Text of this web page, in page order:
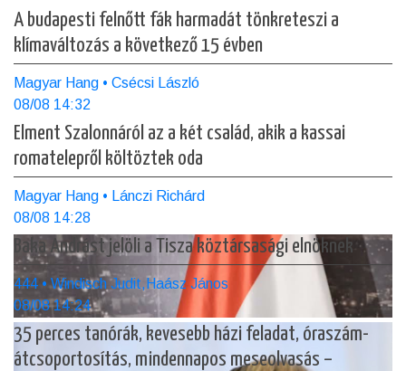
A budapesti felnőtt fák harmadát tönkreteszi a
klímaváltozás a következő 15 évben
Magyar Hang • Csécsi László
08/08 14:32
Elment Szalonnáról az a két család, akik a kassai
romatelepről költöztek oda
Magyar Hang • Lánczi Richárd
08/08 14:28
Baka Andrást jelöli a Tisza köztársasági elnöknek
444 • Windisch Judit,Haász János
08/08 14:24
35 perces tanórák, kevesebb házi feladat, óraszám-
átcsoportosítás, mindennapos meseolvasás –